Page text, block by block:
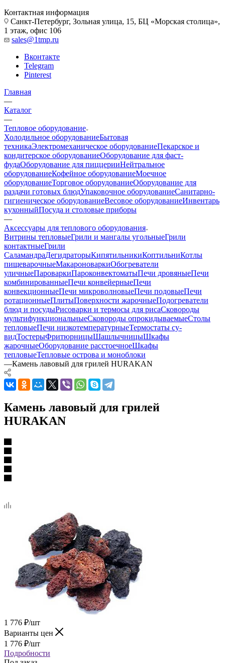
Контактная информация
Санкт-Петербург, Зольная улица, 15, БЦ «Морская столица»,
1 этаж, офис 106
sales@1tmp.ru
Вконтакте
Telegram
Pinterest
Главная
—
Каталог
—
Тепловое оборудование
Холодильное оборудованиеБытовая
техникаЭлектромеханическое оборудованиеПекарское и
кондитерское оборудованиеОборудование для фаст-
фудаОборудование для пиццерииНейтральное
оборудованиеКофейное оборудованиеМоечное
оборудованиеТорговое оборудованиеОборудование для
раздачи готовых блюдУпаковочное оборудованиеСанитарно-
гигиеническое оборудованиеВесовое оборудованиеИнвентарь
кухонныйПосуда и столовые приборы
—
Аксессуары для теплового оборудования
Витрины тепловыеГрили и мангалы угольныеГрили
контактныеГрили
СаламандраДегидраторыКипятильникиКоптильниКотлы
пищеварочныеМакароноваркиОбогреватели
уличныеПароваркиПароконвектоматыПечи дровяныеПечи
комбинированныеПечи конвейерныеПечи
конвекционныеПечи микроволновыеПечи подовыеПечи
ротационныеПлитыПоверхности жарочныеПодогреватели
блюд и посудыРисоварки и термосы для рисаСковороды
мультифункциональныеСковороды опрокидываемыеСтолы
тепловыеПечи низкотемпературныеТермостаты су-
видТостерыФритюрницыШашлычницыШкафы
жарочныеОборудование расстоечноеШкафы
тепловыеТепловые острова и моноблоки
—Камень лавовый для грилей HURAKAN
Камень лавовый для грилей
HURAKAN
1 776 ₽/шт
Варианты цен
1 776 ₽/шт
Подробности